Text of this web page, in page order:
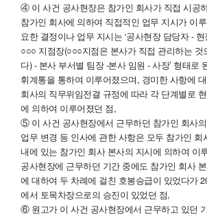
④ 이 사건 공사현장은 참가인 회사가 직접 시공
참가인 회사에 의하여 직접적인 업무 지시가 이
요한 결정이나 업무 지시는 ‘공사현장 담당자 -
○○○ 지점장(○○○지점은 본사가 직접 관리하는 것
다) - 본사 부서별 팀장 -본사 임원 - 사장’ 형태로
휘계통을 통하여 이루어졌으며, 경미한 사항에
회사의 직무위임전결 규정에 따라 각 단계별로
에 의하여 이루어졌던 점,
⑤ 이 사건 공사현장에서 근무하던 참가인 회사
업무 변경 등 인사에 관한 사항은 모두 참가인 회
내에 있는 참가인 회사 본사의 지시에 의하여 이
공사현장에 근무하던 기간 중에도 참가인 회사
에 대하여 두 차례에 걸친 호봉승급이 있었다가
에서 토목차장으로의 승진이 있었던 점,
⑥ 원고가 이 사건 공사현장에서 근무하고 있던